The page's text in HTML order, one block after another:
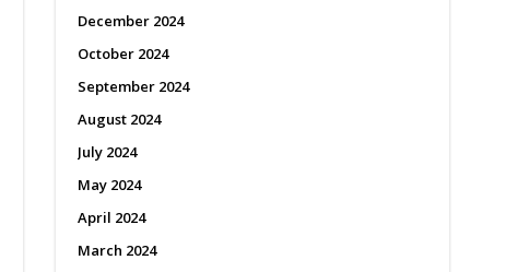
December 2024
October 2024
September 2024
August 2024
July 2024
May 2024
April 2024
March 2024